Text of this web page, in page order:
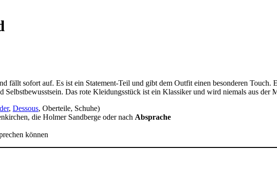
sofort auf. Es ist ein Statement-Teil und gibt dem Outfit einen besonderen Touch.
Selbstbewusstsein. Das rote Kleidungsstück ist ein Klassiker und wird niemals aus der
, Dessous, Oberteile, Schuhe)
die Holmer Sandberge oder nach Absprache
können